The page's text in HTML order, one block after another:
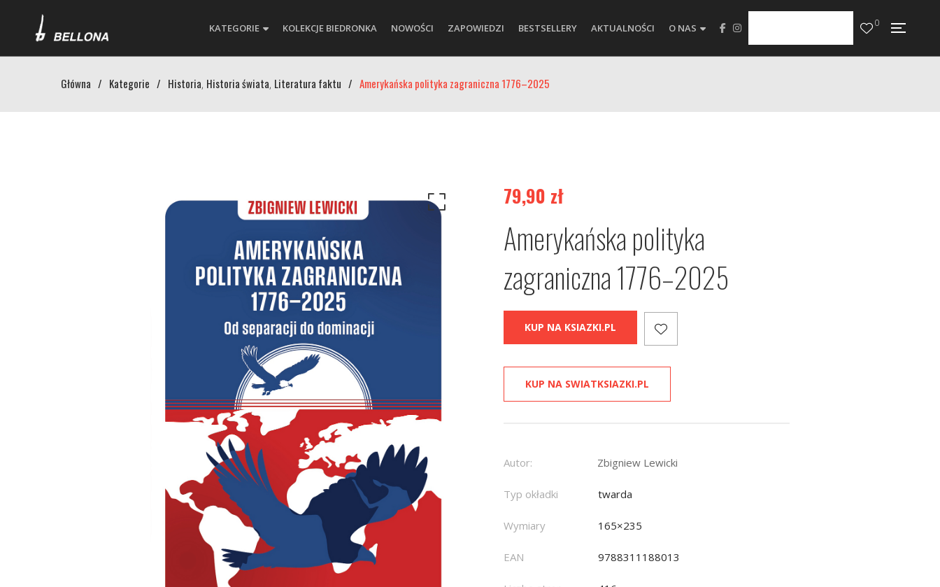
KATEGORIE KOLEKCJE BIEDRONKA NOWOŚCI ZAPOWIEDZI BESTSELLERY AKTUALNOŚCI O NAS 0
Główna / Kategorie / Historia, Historia świata, Literatura faktu / Amerykańska polityka zagraniczna 1776–2025
79,90 zł
Amerykańska polityka
zagraniczna 1776–2025
KUP NA KSIAZKI.PL
KUP NA SWIATKSIAZKI.PL
Autor: Zbigniew Lewicki
Typ okładki twarda
Wymiary 165×235
EAN 9788311188013